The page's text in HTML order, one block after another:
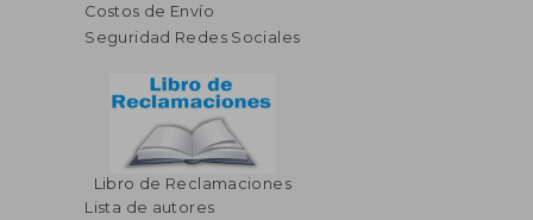
45%
dcto.
$ 55.20
$ 30.36
Costos de Envío
Seguridad Redes Sociales
Libro de Reclamaciones
Lista de autores